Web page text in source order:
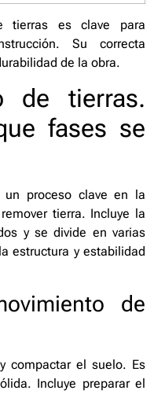
tierras es clave para
Su correcta
de la obra.
de tierras.
fases se
proceso clave en la
tierra. Incluye la
y se divide en varias
estructura y estabilidad
de
compactar el suelo. Es
Incluye preparar el